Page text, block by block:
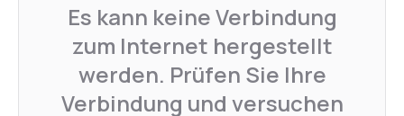
Es kann keine Verbindung
zum Internet hergestellt
werden. Prüfen Sie Ihre
Verbindung und versuchen